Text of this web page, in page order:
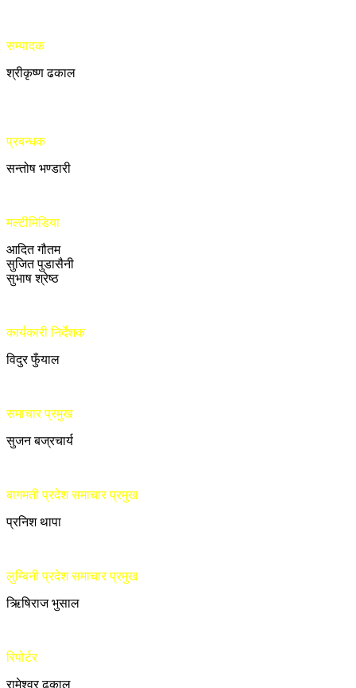
सम्पादक
श्रीकृष्ण ढकाल
प्रबन्धक
सन्तोष भण्डारी
मल्टीमिडिया
आदित गौतम
सुजित पुडासैनी
सुभाष श्रेष्ठ
कार्यकारी निर्देशक
विदुर फुँयाल
समाचार प्रमुख
सुजन बज्रचार्य
बागमती प्रदेश समाचार प्रमुख
प्रनिश थापा
लुम्बिनी प्रदेश समाचार प्रमुख
ऋिषिराज भुसाल
रिपोर्टर
रामेश्वर ढकाल